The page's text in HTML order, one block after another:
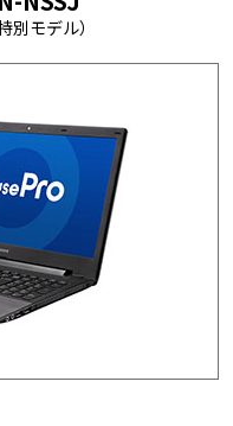
別モデル）